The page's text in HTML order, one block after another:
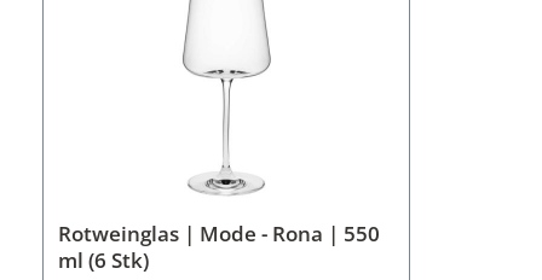
Rotweinglas | Mode - Rona | 550
ml (6 Stk)